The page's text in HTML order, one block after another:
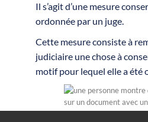
Il s’agit d’une mesure
ordonnée par un juge.
Cette mesure consiste à
judiciaire une chose à
motif pour lequel elle a été